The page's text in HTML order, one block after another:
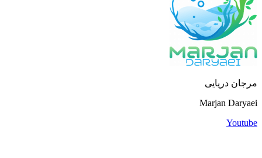
مرجان دریایی
Marjan Daryaei
Youtube